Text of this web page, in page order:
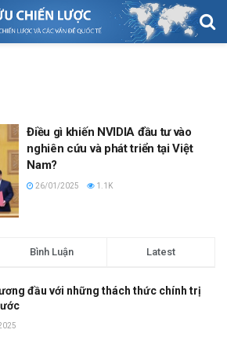
Điều gì khiến NVIDIA đầu tư vào
nghiên cứu và phát triển tại Việt
Nam?
26/01/2025 1.1K
Bình Luận Latest
đầu với những thách thức chính trị